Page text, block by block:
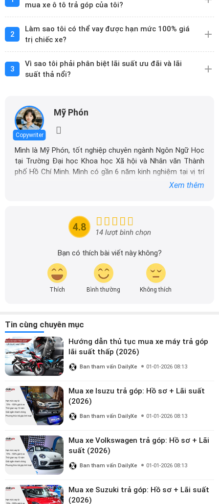
mua xe ô tô trả góp của tôi?
2
Làm sao tôi có thể vay được hạn mức 100% giá
trị chiếc xe?
3
Vì sao tôi phải phân biệt lãi suất ưu đãi và lãi
suất thả nổi?
Copywriter
Mỹ Phón
Mình là Mỹ Phón, tốt nghiệp chuyên ngành Ngôn Ngữ Học
tại Trường Đại học Khoa học Xã hội và Nhân văn Thành
phố Hồ Chí Minh. Mình có gần 6 năm kinh nghiệm tại vị trí
Content Marketing chuyên sâu về nhiều lĩnh vực như ô tô,
tô trong phạm vi chuyên môn và kinh nghiệm của bản
lách, mình đã dành nhiều thời gian để tìm hiểu sâu về
ngành công nghiệp ô tô cũng như chia sẻ kiến thức của
mình thông qua việc quản lý nội dung trên website và các
nền tảng mạng xã hội khác như Facebook, Twitter,... Với
những kiến thức được tích lũy, kỹ năng sử dụng ngôn từ
thông tin bổ ích cũng như nắm bắt được các tin tức, xu
hướng thịnh hành. Hãy kết nối với mình và cùng khám phá
những nội dung hữu ích được chia sẻ mỗi ngày nhé!
Xem thêm
4.8 14 lượt bình chọn
Bạn có thích bài viết này không?
Thích Bình thường Không thích
Tin cùng chuyên mục
Hướng dẫn thủ tục mua xe máy trả góp
lãi suất thấp (2026)
Ban tham vấn DailyXe 01-01-2026 08:13
Mua xe Isuzu trả góp: Hồ sơ + Lãi suất
(2026)
Ban tham vấn DailyXe 01-01-2026 08:13
Mua xe Volkswagen trả góp: Hồ sơ + Lãi
suất (2026)
Ban tham vấn DailyXe 01-01-2026 08:13
Mua xe Suzuki trả góp: Hồ sơ + Lãi suất
(2026)